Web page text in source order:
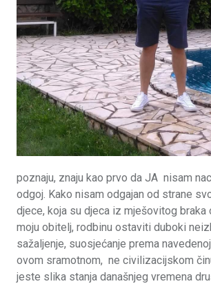
poznaju, znaju kao prvo da JA nisam
odgoj. Kako nisam odgajan od strane
djece, koja su djeca iz mješovitog braka
moju obitelj, rodbinu ostaviti duboki
sažaljenje, suosjećanje prema
ovom sramotnom, ne civilizacijskom
jeste slika stanja današnjeg vremena